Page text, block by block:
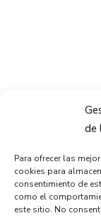
de
Para ofrecer las
cookies para
consentimiento de
como el
este sitio. No